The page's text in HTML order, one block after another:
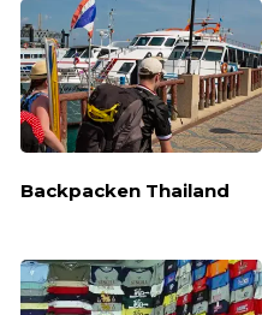
Backpacken Thailand